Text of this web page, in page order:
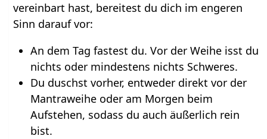
vereinbart hast, bereitest du dich im engeren
Sinn darauf vor:
An dem Tag fastest du. Vor der Weihe isst du
nichts oder mindestens nichts Schweres.
Du duschst vorher, entweder direkt vor der
Mantraweihe oder am Morgen beim
Aufstehen, sodass du auch äußerlich rein
bist.